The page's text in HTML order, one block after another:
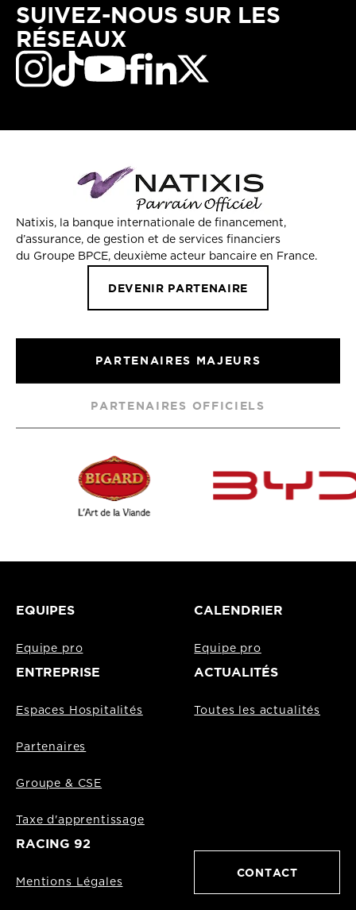
SUIVEZ-NOUS SUR LES
RÉSEAUX
Natixis, la banque internationale de financement,
d’assurance, de gestion et de services financiers
du Groupe BPCE, deuxième acteur bancaire en France.
DEVENIR PARTENAIRE
PARTENAIRES MAJEURS
PARTENAIRES OFFICIELS
EQUIPES
Equipe pro
CALENDRIER
Equipe pro
ENTREPRISE
Espaces Hospitalités
Partenaires
Groupe & CSE
Taxe d'apprentissage
ACTUALITÉS
Toutes les actualités
RACING 92
Mentions Légales
CONTACT